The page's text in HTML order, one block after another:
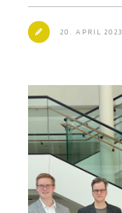
20. APRIL 2023